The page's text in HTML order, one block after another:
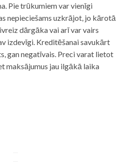
Pie trūkumiem var vienīgi
nepieciešams uzkrājot, jo kārotā
dārgāka vai arī var vairs
izdevīgi. Kreditēšanai savukārt
gan negatīvais. Preci varat lietot
maksājumus jau ilgākā laika